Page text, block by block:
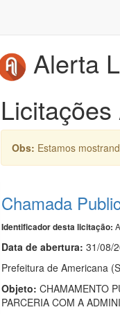
Alerta
Obs: Estamos
Chamada
Identificador desta licitação:
Data de abertura: 31/08/
Prefeitura de Americana
Objeto: CHAMAMENTO
PARCERIA COM A